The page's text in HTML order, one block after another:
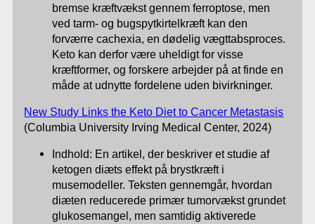
bremse kræftvækst gennem ferroptose, men
ved tarm- og bugspytkirtelkræft kan den
forværre cachexia, en dødelig vægttabsproces.
Keto kan derfor være uheldigt for visse
kræftformer, og forskere arbejder på at finde en
måde at udnytte fordelene uden bivirkninger.
New Study Links the Keto Diet to Cancer Metastasis
(Columbia University Irving Medical Center, 2024)
Indhold: En artikel, der beskriver et studie af
ketogen diæts effekt på brystkræft i
musemodeller. Teksten gennemgår, hvordan
diæten reducerede primær tumorvækst grundet
glukosemangel, men samtidig aktiverede